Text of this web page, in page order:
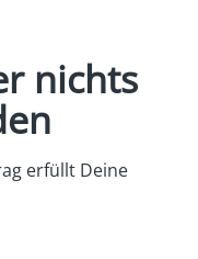
nichts
erfüllt Deine